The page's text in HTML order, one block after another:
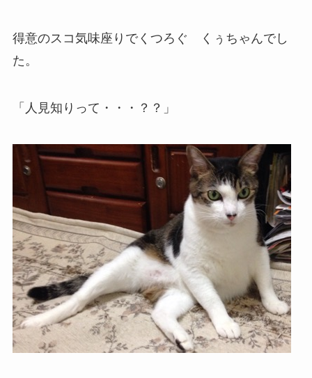
得意のスコ気味座りでくつろぐ くぅちゃんでし
た。
「人見知りって・・・？？」